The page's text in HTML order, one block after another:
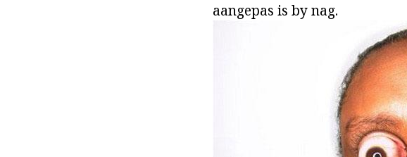
aangepas is by nag.